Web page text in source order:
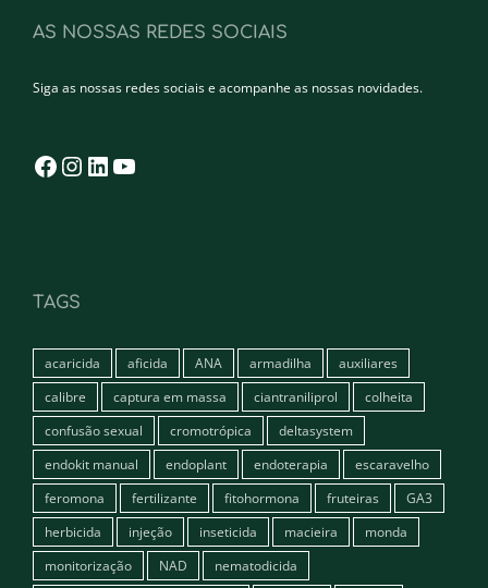
AS NOSSAS REDES SOCIAIS
Siga as nossas redes sociais e acompanhe as nossas novidades.
Facebook
Instagram
LinkedIn
TAGS
acaricida aficida ANA armadilha
auxiliares
calibre
captura em massa ciantraniliprol
colheita
confusão sexual
cromotrópica
deltasystem
endokit manual
endoplant endoterapia
escaravelho
feromona
fertilizante fitohormona fruteiras
GA3
herbicida
injeção inseticida macieira
monda
monitorização
NAD
nematodicida